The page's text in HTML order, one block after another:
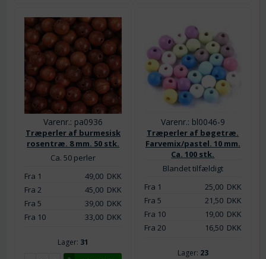
Varenr.: pa0936
Træperler af burmesisk
rosentræ. 8 mm. 50 stk.
Ca. 50 perler
Fra 1
49,00DKK
Fra 2
45,00DKK
Fra 5
39,00DKK
Fra 10
33,00DKK
Lager: 31
Varenr.: bl0046-9
Træperler af bøgetræ.
Farvemix/pastel. 10 mm.
Ca. 100 stk.
Blandet tilfældigt
Fra 1
25,00DKK
Fra 5
21,50DKK
Fra 10
19,00DKK
Fra 20
16,50DKK
Lager: 23